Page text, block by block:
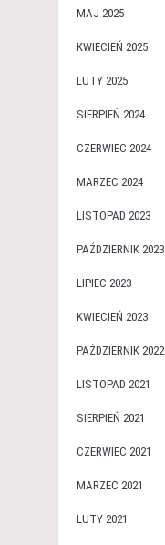
MAJ 2025
KWIECIEŃ 2025
LUTY 2025
SIERPIEŃ 2024
CZERWIEC 2024
MARZEC 2024
LISTOPAD 2023
PAŹDZIERNIK 2023
LIPIEC 2023
KWIECIEŃ 2023
PAŹDZIERNIK 2022
LISTOPAD 2021
SIERPIEŃ 2021
CZERWIEC 2021
MARZEC 2021
LUTY 2021